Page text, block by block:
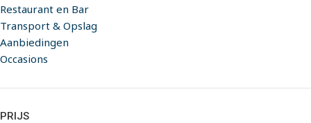
Restaurant en Bar
Transport & Opslag
Aanbiedingen
Occasions
PRIJS